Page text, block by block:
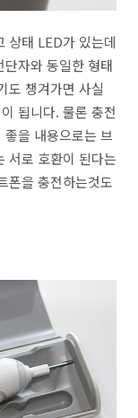
상태 LED가 있는데
자와 동일한 형태
도 챙겨가면 사실
됩니다. 물론 충전
을 내용으로는 브
서로 호환이 된다는
폰을 충전하는것도